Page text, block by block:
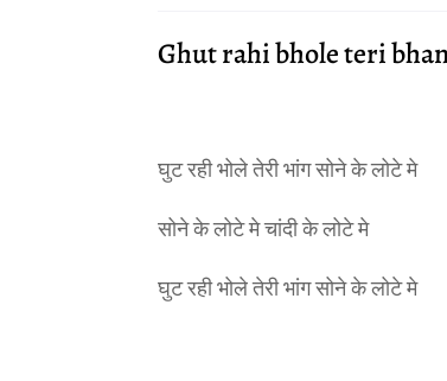
Ghut rahi bhole teri
घुट रही भोले तेरी भांग सोने के लोटे मे
सोने के लोटे मे चांदी के लोटे मे
घुट रही भोले तेरी भांग सोने के लोटे मे